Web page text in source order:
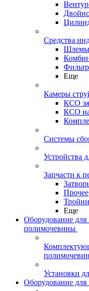
Средства
Шлемы
Еще
Камеры
КСО
КСО
Системы
Устройства
Запчасти к
Прочее
Еще
Оборудование
полимочевины
Установки
Оборудование для